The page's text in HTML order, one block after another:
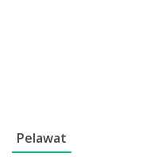
Pelawat